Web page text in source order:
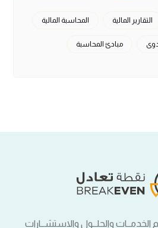
التقارير المالية المحاسبة المالية
مبادئ المحاسبة
والحلــول والاستشــارات